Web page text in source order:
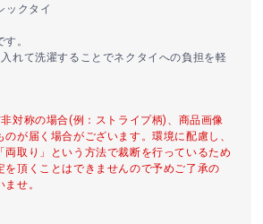
ックタイ
。
れて洗濯することでネクタイへの負担を軽
対称の場合(例：ストライプ柄)、商品画像
が届く場合がございます。環境に配慮し、
両取り」という方法で裁断を行っているため
を頂くことはできませんので予めご了承の
せ。